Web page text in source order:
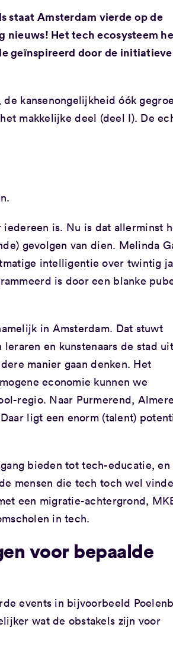
staat Amsterdam vierde op de
nieuws! Het tech ecosysteem
geïnspireerd door de
kansenongelijkheid óók
makkelijke deel (deel I). De
is. Nu is dat allerminst
gevolgen van dien. Melinda
intelligentie over twintig
is door een blanke
in Amsterdam. Dat stuwt
en kunstenaars de stad
manier gaan denken. Het
economie kunnen we
regio. Naar Purmerend,
ligt een enorm (talent)
bieden tot tech-educatie, en
mensen die tech toch wel
een migratie-achtergrond,
in tech.
voor bepaalde
events in bijvoorbeeld
wat de obstakels zijn voor